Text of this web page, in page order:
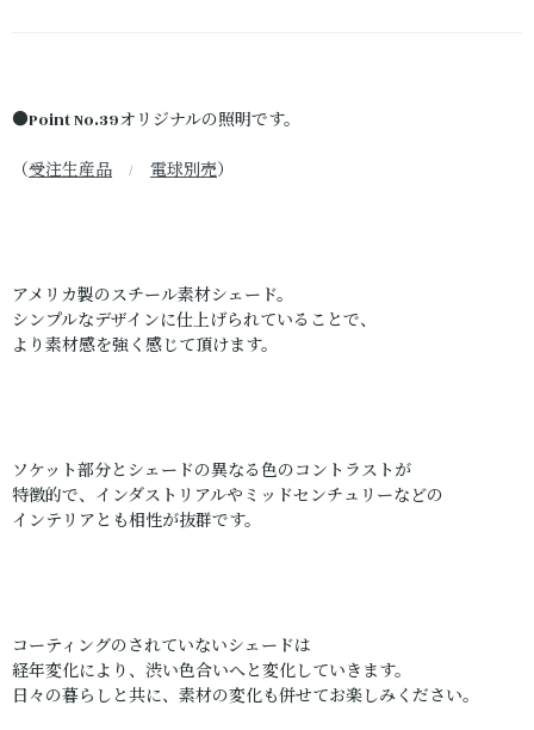
●Point No.39オリジナルの照明です。
（受注生産品 / 電球別売）
アメリカ製のスチール素材シェード。
シンプルなデザインに仕上げられていることで、
より素材感を強く感じて頂けます。
ソケット部分とシェードの異なる色のコントラストが
特徴的で、インダストリアルやミッドセンチュリーなどの
インテリアとも相性が抜群です。
コーティングのされていないシェードは
経年変化により、渋い色合いへと変化していきます。
日々の暮らしと共に、素材の変化も併せてお楽しみください。